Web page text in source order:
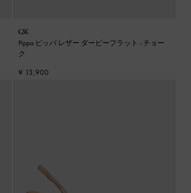
Pippa ピッパ レザー ダービーフラット - チョー
ク
¥ 13,900